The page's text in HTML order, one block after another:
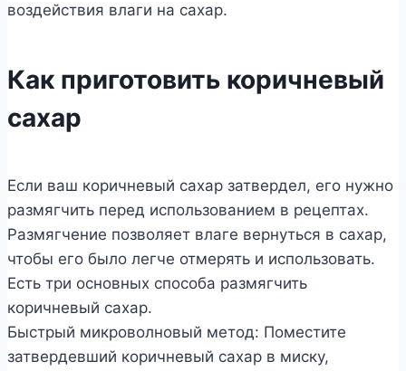
воздействия влаги на сахар.
Как приготовить коричневый
сахар
Если ваш коричневый сахар затвердел, его нужно
размягчить перед использованием в рецептах.
Размягчение позволяет влаге вернуться в сахар,
чтобы его было легче отмерять и использовать.
Есть три основных способа размягчить
коричневый сахар.
Быстрый микроволновый метод: Поместите
затвердевший коричневый сахар в миску,